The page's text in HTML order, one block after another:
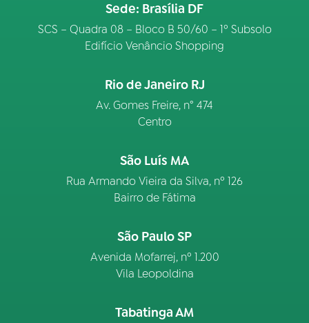
Sede: Brasília DF
SCS – Quadra 08 – Bloco B 50/60 – 1º Subsolo
Edifício Venâncio Shopping
Rio de Janeiro RJ
Av. Gomes Freire, n° 474
Centro
São Luís MA
Rua Armando Vieira da Silva, nº 126
Bairro de Fátima
São Paulo SP
Avenida Mofarrej, nº 1.200
Vila Leopoldina
Tabatinga AM